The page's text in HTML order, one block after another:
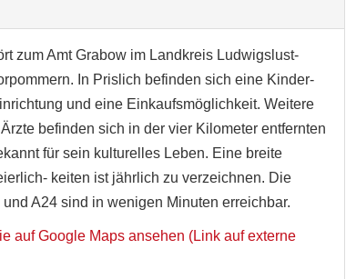
zum Amt Grabow im Landkreis Ludwigslust-
In Prislich befinden sich eine Kinder-
und eine Einkaufsmöglichkeit. Weitere
befinden sich in der vier Kilometer entfernten
für sein kulturelles Leben. Eine breite
keiten ist jährlich zu verzeichnen. Die
A24 sind in wenigen Minuten erreichbar.
auf Google Maps ansehen (Link auf externe